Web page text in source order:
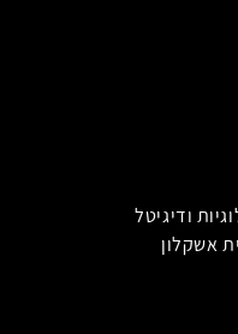
ודיגיטל
אשקלון